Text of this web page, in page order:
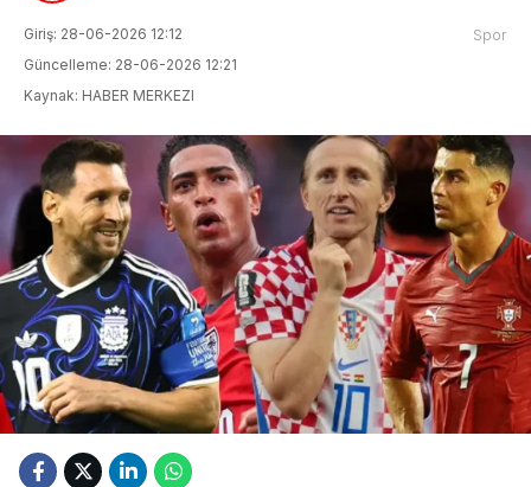
Giriş: 28-06-2026 12:12
Güncelleme: 28-06-2026 12:21
Kaynak: HABER MERKEZI
Spor